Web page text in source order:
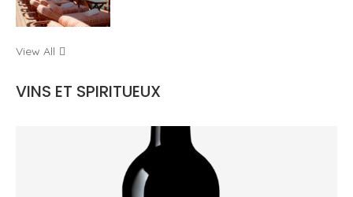
View All
VINS ET SPIRITUEUX